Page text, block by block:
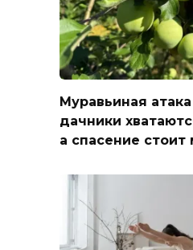
Муравьиная
дачники
а спасение стоит